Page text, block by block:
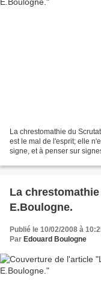
La chrestomathie du
est le mal de l'esprit; elle
signe, et à penser sur
La
E.Boulogne.
Publié le 10/02/2008 à
Par Edouard Boulogne